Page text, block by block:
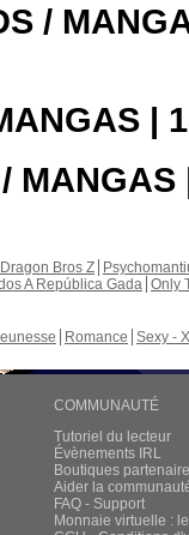
/
|
MANGAS
Bros Z
A República Gada Only
Romance Sexy -
COMMUNAUTÉ
Tutoriel du lecteur
Évènements IRL
Boutiques
Aider la
FAQ - Support
Monnaie virtuelle :